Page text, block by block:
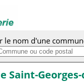
le nom d'une
Saint-